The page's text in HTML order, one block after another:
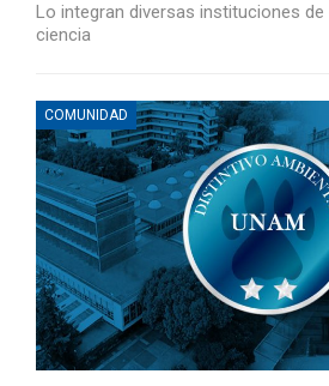
Lo integran diversas instituciones
ciencia
COMUNIDAD